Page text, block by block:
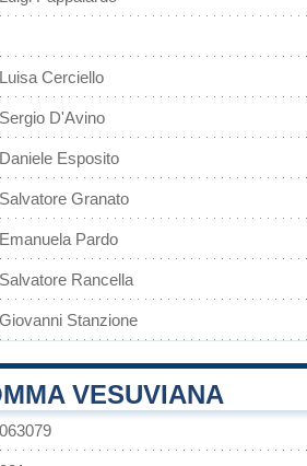
Luisa Cerciello
Sergio D'Avino
Daniele Esposito
Salvatore Granato
Emanuela Pardo
Salvatore Rancella
Giovanni Stanzione
VESUVIANA
063079